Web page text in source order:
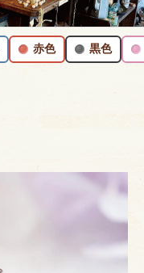
赤色 黒色